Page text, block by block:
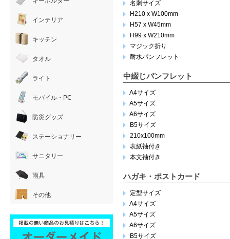
名刺サイズ
H210 x W100mm
H57 x W45mm
H99 x W210mm
マジック折り
耐水パンフレット
中綴じパンフレット
A4サイズ
A5サイズ
A6サイズ
B5サイズ
210x100mm
表紙袖付き
本文袖付き
ハガキ・ポストカード
定型サイズ
A4サイズ
A5サイズ
A6サイズ
B5サイズ
インテリア
キッチン
タオル
ライト
モバイル・PC
防災グッズ
ステーショナリー
サニタリー
雨具
その他